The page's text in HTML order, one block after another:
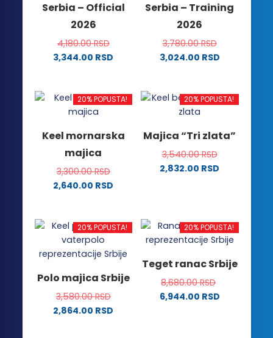
stranici
proizvoda.
Serbia – Official
2026
4,180.00RSD
3,344.00 RSD
ima
više
Opcije
mogu
biti
izabrane
proizvoda.
Serbia – Training
2026
3,780.00RSD
3,024.00 RSD
ima
više
Opcije
mogu
biti
proizvoda.
20% POPUSTA!
Keel mornarska
majica
3,300.00RSD
2,640.00 RSD
ima
više
varijanti.
mogu
biti
izabrane
20% POPUSTA!
Majica “Tri zlata”
3,540.00RSD
2,832.00 RSD
više
varijanti.
mogu
biti
izabrane
20% POPUSTA!
Polo majica Srbije
3,580.00RSD
2,864.00 RSD
20% POPUSTA!
Teget ranac Srbije
8,680.00RSD
6,944.00 RSD